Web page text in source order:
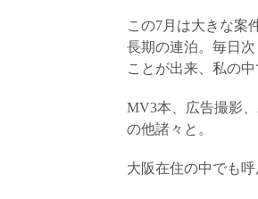
この7月は大きな案
長期の連泊。毎日
ことが出来、私の
MV3本、広告撮影
の他諸々と。
大阪在住の中でも